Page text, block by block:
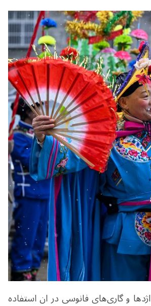
اژدها و گاریهایفانوسیدر ان استفاده